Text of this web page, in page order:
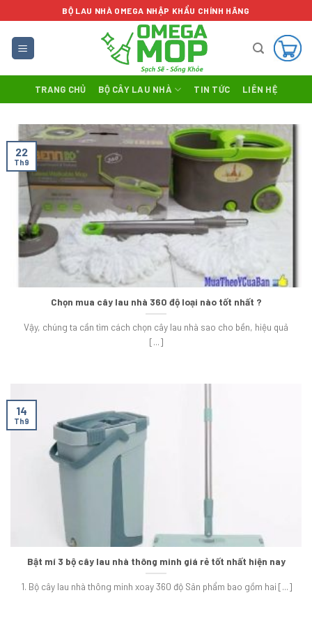
to
content
BỘ LAU NHÀ OMEGA NHẬP KHẨU CHÍNH HÃNG
TRANG CHỦ BỘ CÂY LAU NHÀ TIN TỨC LIÊN HỆ
Chọn mua cây lau nhà 360 độ loại nào tốt nhất ?
Vậy, chúng ta cần tìm cách chọn cây lau nhà sao cho bền, hiệu quả
[...]
22
Th9
Bật mí 3 bộ cây lau nhà thông minh giá rẻ tốt nhất hiện nay
1. Bộ cây lau nhà thông minh xoay 360 độ Sản phẩm bao gồm hai [...]
14
Th9